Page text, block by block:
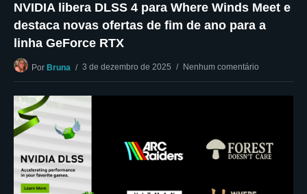
NVIDIA libera DLSS 4 para Where Winds Meet e
destaca novas ofertas de fim de ano para a
linha GeForce RTX
Por Bruna 3 de dezembro de 2025 Nenhum comentário